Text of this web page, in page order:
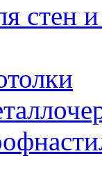
стен